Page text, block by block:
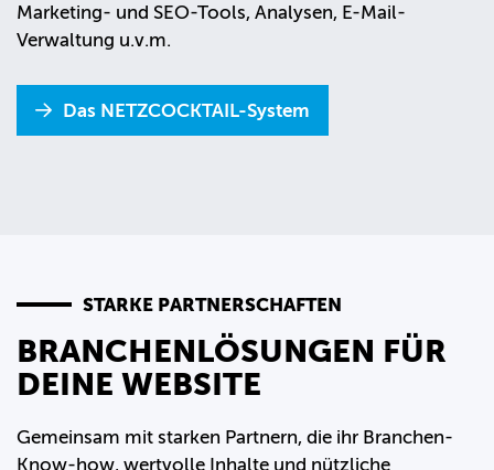
Marketing- und SEO-Tools, Analysen, E-Mail-
Verwaltung u.v.m.
Das NETZCOCKTAIL-System
STARKE PARTNERSCHAFTEN
BRANCHENLÖSUNGEN FÜR
DEINE WEBSITE
Gemeinsam mit starken Partnern, die ihr Branchen-
Know-how, wertvolle Inhalte und nützliche